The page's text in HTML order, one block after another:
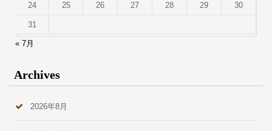
24 25 26 27 28 29 30
31
« 7月
Archives
2026年8月